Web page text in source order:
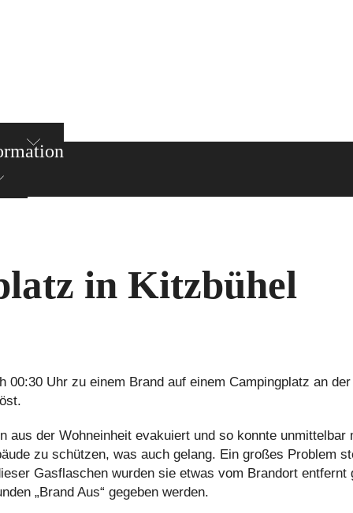
in Kitzbühel
Uhr zu einem Brand auf einem Campingplatz an
der Wohneinheit evakuiert und so konnte
zu schützen, was auch gelang. Ein großes Problem
Gasflaschen wurden sie etwas vom Brandort entfernt
„Brand Aus“ gegeben werden.